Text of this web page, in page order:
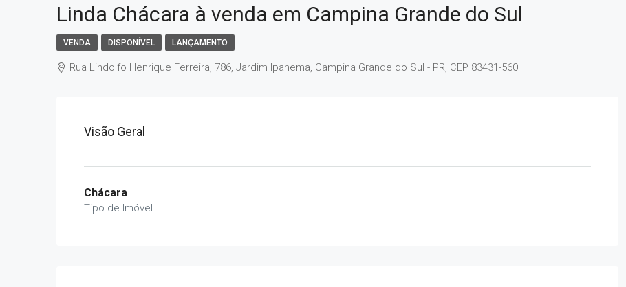
Linda Chácara à venda em Campina Grande do Sul
VENDA DISPONÍVEL LANÇAMENTO
Rua Lindolfo Henrique Ferreira, 786, Jardim Ipanema, Campina Grande do Sul - PR, CEP 83431-560
Visão Geral
Chácara
Tipo de Imóvel